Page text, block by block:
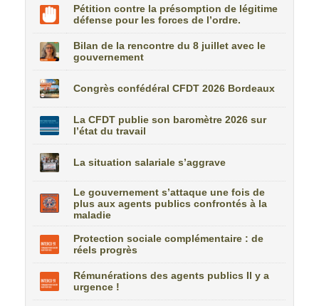
Pétition contre la présomption de légitime
défense pour les forces de l’ordre.
Bilan de la rencontre du 8 juillet avec le
gouvernement
Congrès confédéral CFDT 2026 Bordeaux
La CFDT publie son baromètre 2026 sur
l’état du travail
La situation salariale s’aggrave
Le gouvernement s’attaque une fois de
plus aux agents publics confrontés à la
maladie
Protection sociale complémentaire : de
réels progrès
Rémunérations des agents publics Il y a
urgence !